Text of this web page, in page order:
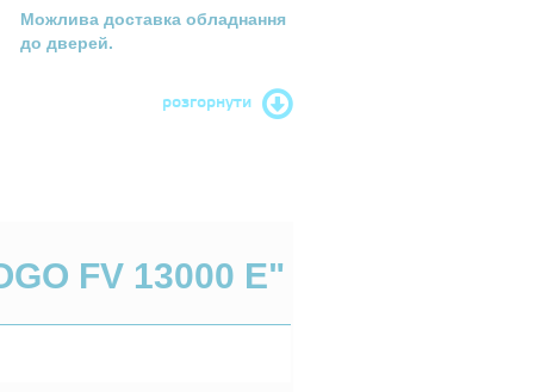
Можлива доставка обладнання
до дверей.
розгорнути
FV 13000 E"